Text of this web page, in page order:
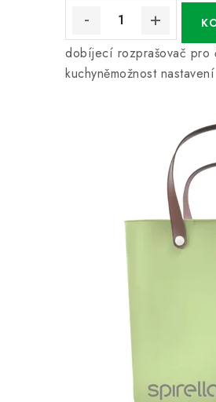
dobíjecí rozprašovač pro
kuchyněmožnost